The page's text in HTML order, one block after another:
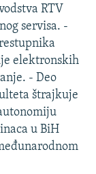
RTV
servisa. -
elektronskih
- Deo
štrajkuje
u BiH